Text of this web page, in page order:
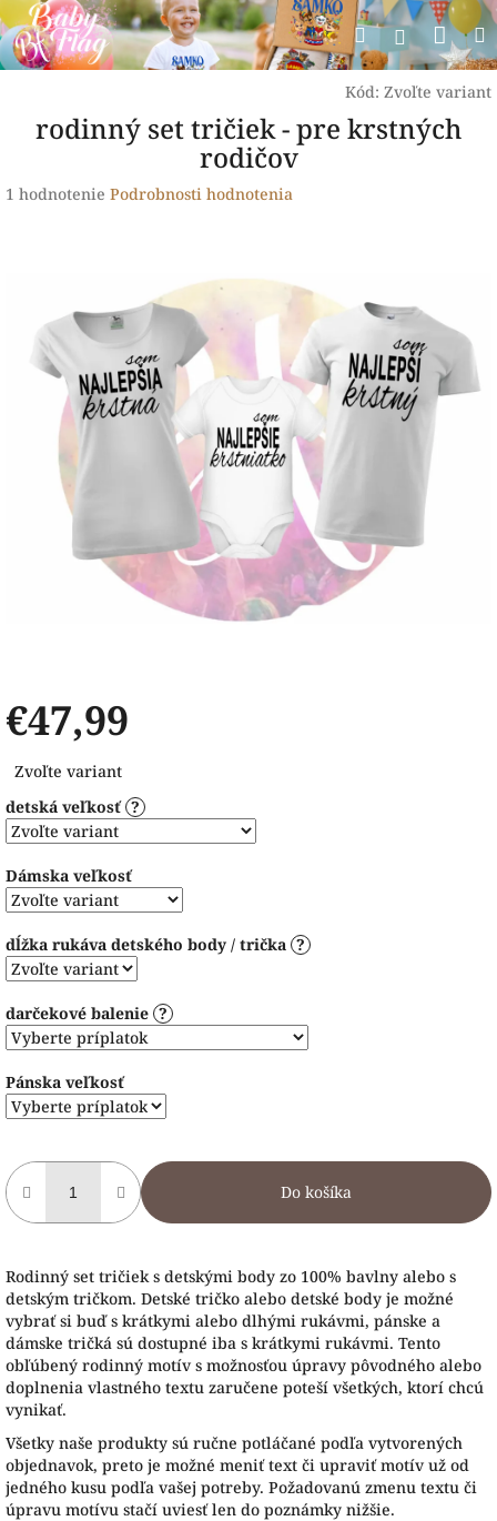
Prejsť
na
obsah
Hľadať
Kód: Zvoľte variant
rodinný set tričiek - pre krstných
rodičov
Priemerné
hviezdičiek.
1 hodnotenie Podrobnosti hodnotenia
€47,99
cena:
Zvoľte variant
detská veľkosť ?
Dámska veľkosť
dĺžka rukáva detského body / trička ?
darčekové balenie ?
Pánska veľkosť
Do košíka
Rodinný set tričiek s detskými body zo 100% bavlny alebo s
detským tričkom. Detské tričko alebo detské body je možné
vybrať si buď s krátkymi alebo dlhými rukávmi, pánske a
dámske tričká sú dostupné iba s krátkymi rukávmi. Tento
obľúbený rodinný motív s možnosťou úpravy pôvodného alebo
doplnenia vlastného textu zaručene poteší všetkých, ktorí chcú
vynikať.
Všetky naše produkty sú ručne potláčané podľa vytvorených
objednavok, preto je možné meniť text či upraviť motív už od
jedného kusu podľa vašej potreby. Požadovanú zmenu textu či
úpravu motívu stačí uviesť len do poznámky nižšie.